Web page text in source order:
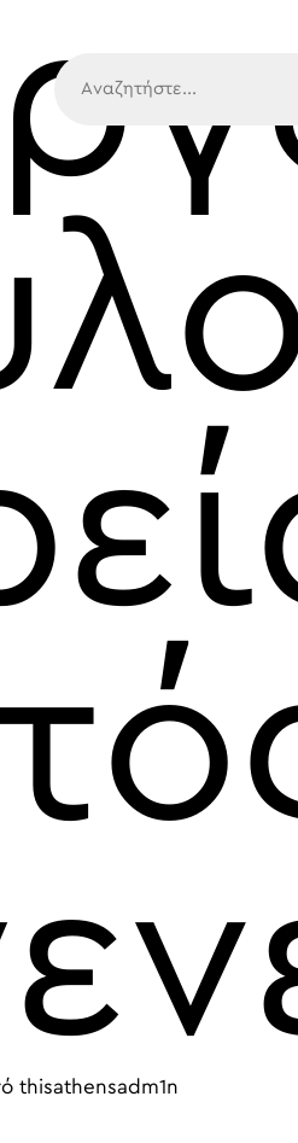
thisathensadm1n